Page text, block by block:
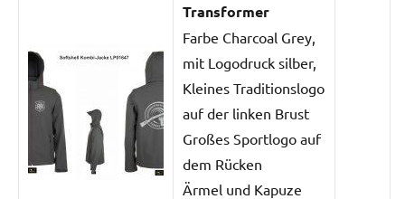
Transformer
Farbe Charcoal Grey,
mit Logodruck silber,
Kleines Traditionslogo
auf der linken Brust
Großes Sportlogo auf
dem Rücken
Ärmel und Kapuze